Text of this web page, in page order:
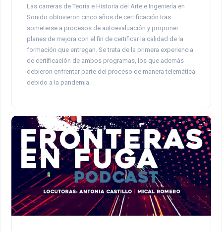
Las carreras de Teoría e Historia del Arte e Ingeniería en
Sonido obtuvieron cinco años de certificación tras
someterse a procesos de autoevaluación y proponer
planes de mejora con el fin de certificar la calidad de la
formación que entregan. Se trata de la primera experiencia
de certificación de ambos programas, los que además
debieron enfrentar parte del proceso de manera telemática
debido a la pandemia.